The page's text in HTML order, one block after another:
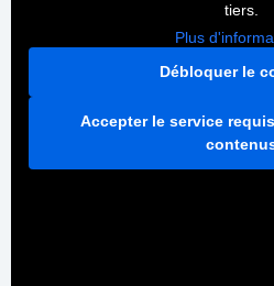
tiers.
Plus
Débloquer le
Accepter le service